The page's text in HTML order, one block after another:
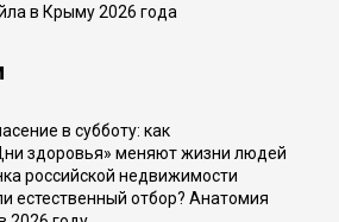
в Крыму 2026 года
в субботу: как
здоровья» меняют жизни людей
российской недвижимости
естественный отбор? Анатомия